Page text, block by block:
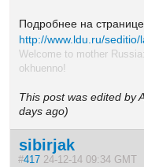
Подробнее на
http://www.ldu.ru/seditio/
Welcome to mother
okhuenno!
This post was edited by
days ago)
sibirjak
#417 24-12-14 09:34 GMT